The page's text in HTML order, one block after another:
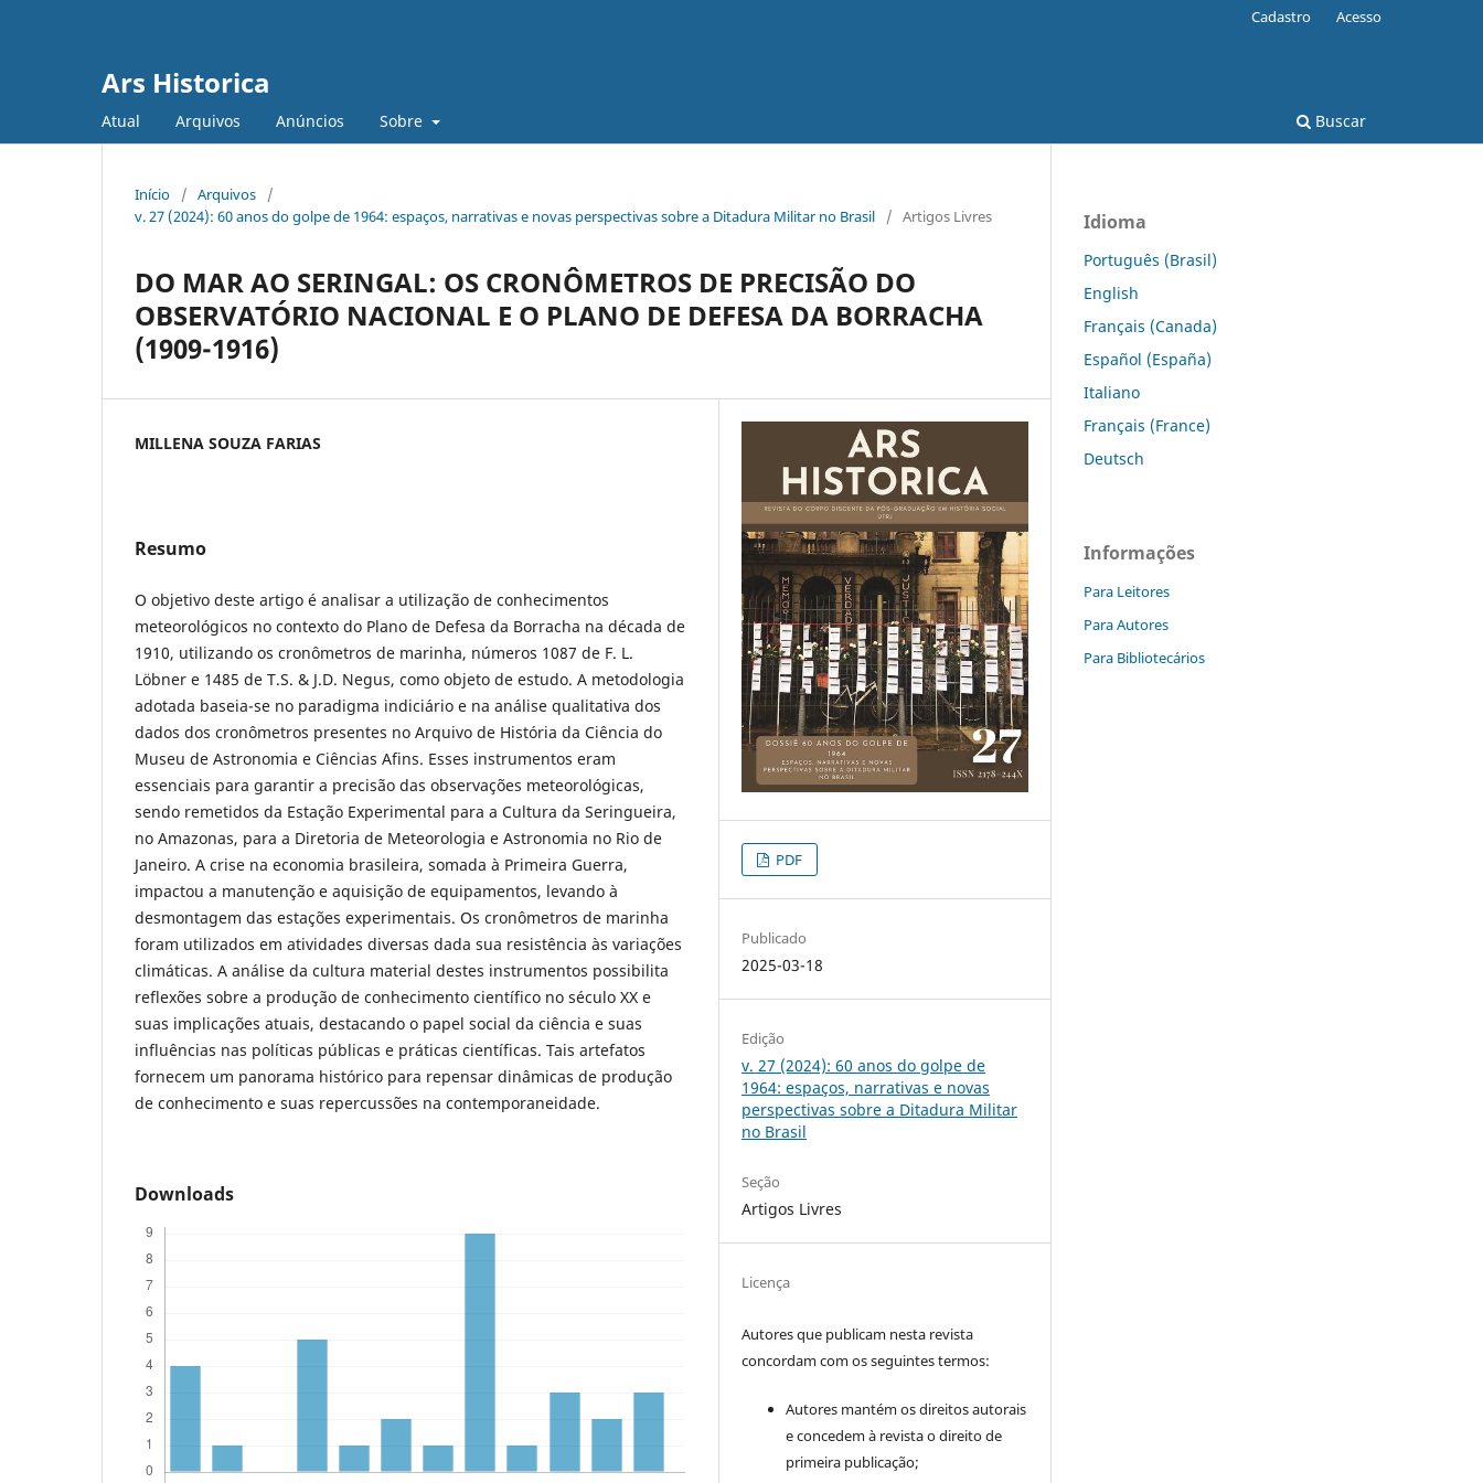
Ars Historica
Atual Arquivos Anúncios Sobre Buscar
Cadastro Acesso
Início / Arquivos
/
v. 27 (2024): 60 anos do golpe de 1964: espaços, narrativas e novas perspectivas sobre a Ditadura Militar no Brasil
/ Artigos Livres
DO MAR AO SERINGAL: OS CRONÔMETROS DE PRECISÃO DO
OBSERVATÓRIO NACIONAL E O PLANO DE DEFESA DA BORRACHA
(1909-1916)
MILLENA SOUZA FARIAS
Resumo
O objetivo deste artigo é analisar a utilização de conhecimentos
meteorológicos no contexto do Plano de Defesa da Borracha na década de
1910, utilizando os cronômetros de marinha, números 1087 de F. L.
Löbner e 1485 de T.S. & J.D. Negus, como objeto de estudo. A metodologia
adotada baseia-se no paradigma indiciário e na análise qualitativa dos
dados dos cronômetros presentes no Arquivo de História da Ciência do
Museu de Astronomia e Ciências Afins. Esses instrumentos eram
essenciais para garantir a precisão das observações meteorológicas,
sendo remetidos da Estação Experimental para a Cultura da Seringueira,
no Amazonas, para a Diretoria de Meteorologia e Astronomia no Rio de
Janeiro. A crise na economia brasileira, somada à Primeira Guerra,
impactou a manutenção e aquisição de equipamentos, levando à
desmontagem das estações experimentais. Os cronômetros de marinha
foram utilizados em atividades diversas dada sua resistência às variações
climáticas. A análise da cultura material destes instrumentos possibilita
reflexões sobre a produção de conhecimento científico no século XX e
suas implicações atuais, destacando o papel social da ciência e suas
influências nas políticas públicas e práticas científicas. Tais artefatos
fornecem um panorama histórico para repensar dinâmicas de produção
de conhecimento e suas repercussões na contemporaneidade.
Downloads
PDF
Publicado
2025-03-18
Edição
v. 27 (2024): 60 anos do golpe de
1964: espaços, narrativas e novas
perspectivas sobre a Ditadura Militar
no Brasil
Seção
Artigos Livres
Licença
Autores que publicam nesta revista
concordam com os seguintes termos:
Autores mantém os direitos autorais
e concedem à revista o direito de
primeira publicação;
Idioma
Português (Brasil)
English
Français (Canada)
Español (España)
Italiano
Français (France)
Deutsch
Informações
Para Leitores
Para Autores
Para Bibliotecários